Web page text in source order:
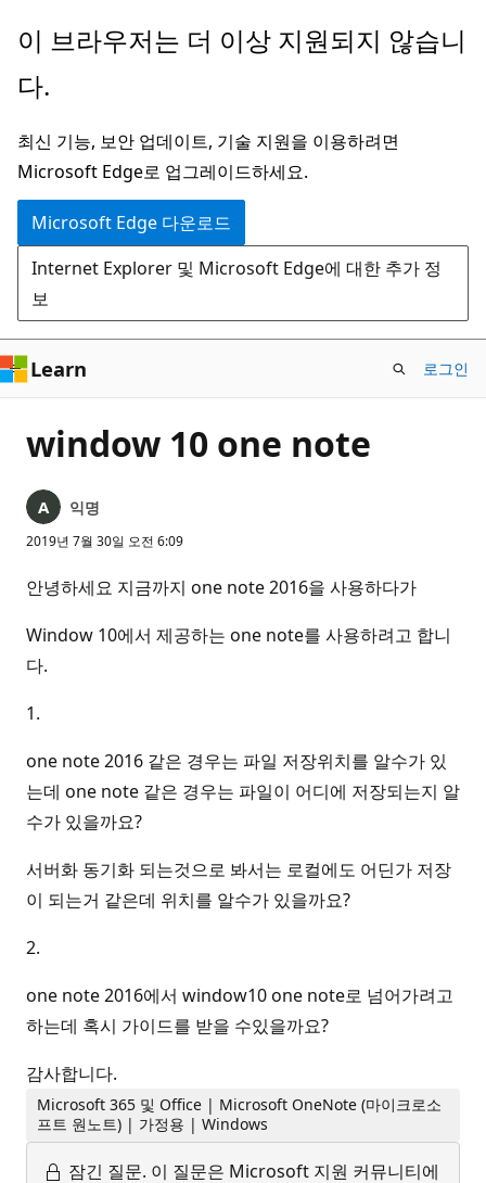
주
콘
츠
로
건
너
뛰
기
이 브라우저는 더 이상 지원되지 않습니
다.
최신 기능, 보안 업데이트, 기술 지원을 이용하려면
Microsoft Edge로 업그레이드하세요.
Microsoft Edge 다운로드
Internet Explorer 및 Microsoft Edge에 대한 추가 정
보
Learn 로그인
window 10 one note
익명
2019년 7월 30일 오전 6:09
안녕하세요 지금까지 one note 2016을 사용하다가
Window 10에서 제공하는 one note를 사용하려고 합니
다.
1.
one note 2016 같은 경우는 파일 저장위치를 알수가 있
는데 one note 같은 경우는 파일이 어디에 저장되는지 알
수가 있을까요?
서버화 동기화 되는것으로 봐서는 로컬에도 어딘가 저장
이 되는거 같은데 위치를 알수가 있을까요?
2.
one note 2016에서 window10 one note로 넘어가려고
하는데 혹시 가이드를 받을 수있을까요?
감사합니다.
Microsoft 365 및 Office | Microsoft OneNote (마이크로소
프트 원노트) | 가정용 | Windows
잠긴 질문. 이 질문은 Microsoft 지원 커뮤니티에